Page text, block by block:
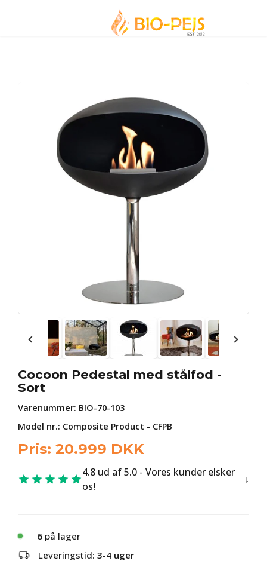
Cocoon Pedestal med stålfod -
Sort
Varenummer: BIO-70-103
Model nr.: Composite Product - CFPB
Pris: 20.999 DKK
4.8 ud af 5.0 - Vores kunder elsker
os!
6 på lager
Leveringstid: 3-4 uger